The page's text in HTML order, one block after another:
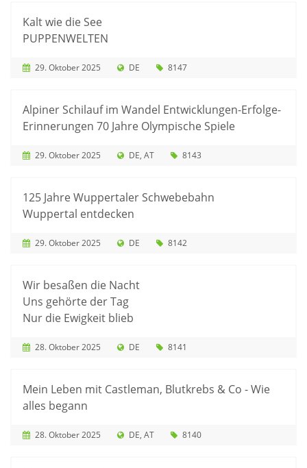
Kalt wie die See
PUPPENWELTEN
29. Oktober 2025 DE 8147
Alpiner Schilauf im Wandel Entwicklungen-Erfolge-
Erinnerungen 70 Jahre Olympische Spiele
29. Oktober 2025 DE AT 8143
125 Jahre Wuppertaler Schwebebahn
Wuppertal entdecken
29. Oktober 2025 DE 8142
Wir besaßen die Nacht
Uns gehörte der Tag
Nur die Ewigkeit blieb
28. Oktober 2025 DE 8141
Mein Leben mit Castleman, Blutkrebs & Co - Wie
alles begann
28. Oktober 2025 DE AT 8140